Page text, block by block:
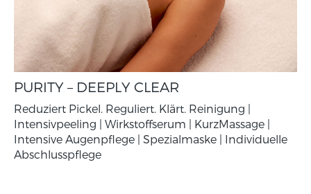
PURITY – DEEPLY CLEAR
Reduziert Pickel. Reguliert. Klärt. Reinigung |
Intensivpeeling | Wirkstoffserum | KurzMassage |
Intensive Augenpflege | Spezialmaske | Individuelle
Abschlusspflege